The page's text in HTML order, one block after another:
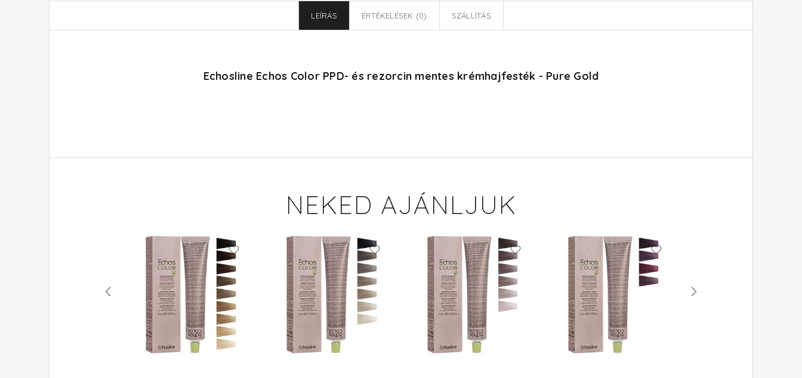
LEÍRÁS ÉRTÉKELÉSEK (0) SZÁLLÍTÁS
Echosline Echos Color PPD- és rezorcin mentes krémhajfesték - Pure Gold
NEKED AJÁNLJUK